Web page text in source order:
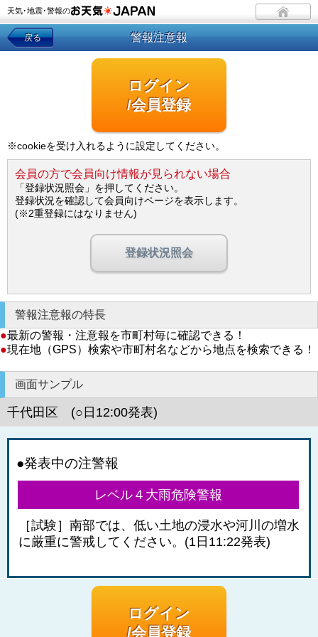
天気･地震･警報の
戻る 警報注意報
ログイン
/会員登録
※cookieを受け入れるように設定してください。
会員の方で会員向け情報が見られない場合
「登録状況照会」を押してください。
登録状況を確認して会員向けページを表示します。
(※2重登録にはなりません)
登録状況照会
警報注意報の特長
●最新の警報・注意報を市町村毎に確認できる！
●現在地（GPS）検索や市町村名などから地点を検索できる！
画面サンプル
千代田区 (○日12:00発表)
●発表中の注警報
レベル４大雨危険警報
［試験］南部では、低い土地の浸水や河川の増水
に厳重に警戒してください。(1日11:22発表)
ログイン
/会員登録